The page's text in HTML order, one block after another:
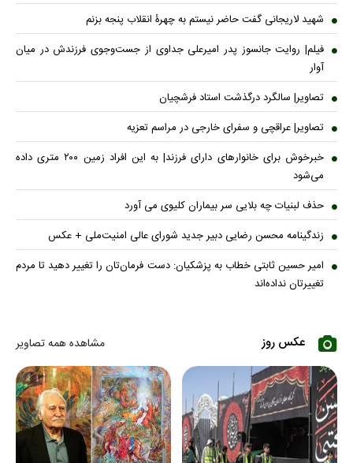
شهید لاریجانی گفت حاضر نیستم به چهرۀ انقلاب پنجه بزنم
فیلم| روایت جانسوز پدر امیرعلی جداوی از جست‌وجوی فرزندش در میان
آوار
تصاویر| سالگرد درگذشت استاد فرشچیان
تصاویر| عراقچی و سفرای خارجی در مراسم تعزیه
خبرخوش برای خانوارهای دارای فرزند| به این افراد زمین ۲۰۰ متری داده
می‌شود
حذف لبنیات چه بلایی سر بیماران کلیوی می آورد
زندگینامه محسن رضایی دبیر جدید شورای عالی امنیت‌ملی + عکس
امیر حسین ثابتی خطاب به پزشکیان: دست فرمان‌تان را تغییر دهید تا مردم
تغییرتان نداده‌اند
عکس روز مشاهده همه تصاویر